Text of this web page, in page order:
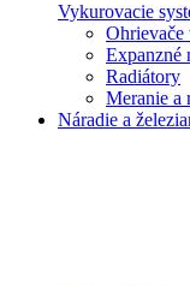
Vykurovacie
Ohrievače
Expanzné
Radiátory
Meranie a
Náradie a